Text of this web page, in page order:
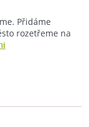
Přidáme
rozetřeme na